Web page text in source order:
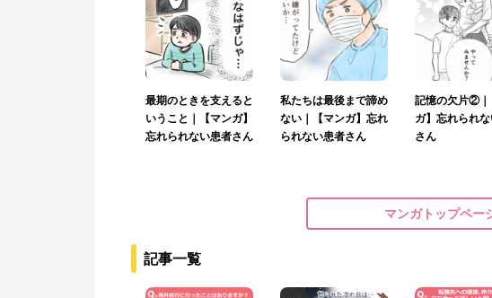
最期のときを支えると
いうこと｜【マンガ】
忘れられない患者さん
私たちは最後まで諦め
ない｜【マンガ】忘れ
られない患者さん
記憶の欠片②｜
ガ】忘れられ
さん
マンガトップペー
記事一覧